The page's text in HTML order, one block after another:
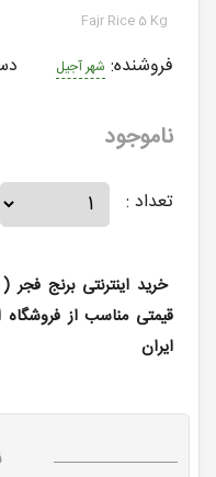
Fajr Rice 5 Kg
فروشنده: شهر آجیل
ناموجود
تعداد :
قیمتی مناسب از فروشگاه
ایران